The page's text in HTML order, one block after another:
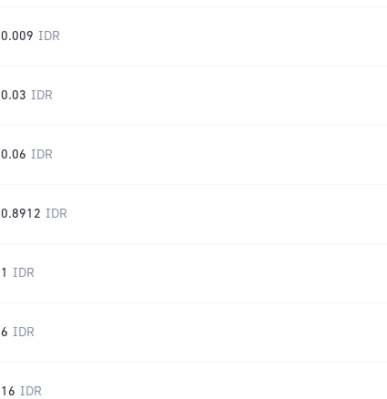
0.009 IDR
0.03 IDR
0.06 IDR
0.8912 IDR
1 IDR
6 IDR
16 IDR